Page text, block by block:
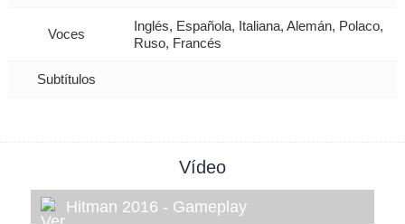
Voces
Inglés, Española, Italiana, Alemán, Polaco,
Ruso, Francés
Subtítulos
Vídeo
Hitman 2016 - Gameplay